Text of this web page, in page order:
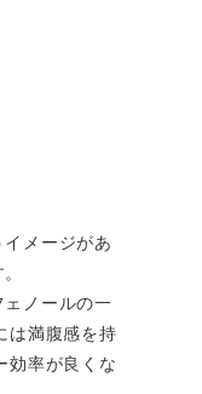
メージがあ
ノールの一
は満腹感を持
効率が良くな